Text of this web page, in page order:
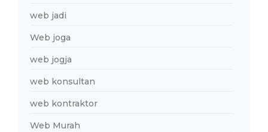
web jadi
Web joga
web jogja
web konsultan
web kontraktor
Web Murah